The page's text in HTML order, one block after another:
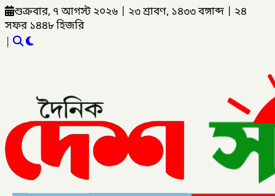
শুক্রবার, ৭ আগস্ট ২০২৬ ২৩ শ্রাবণ, ১৪৩৩ বঙ্গাব্দ
২৪
সফর ১৪৪৮ হিজরি
|